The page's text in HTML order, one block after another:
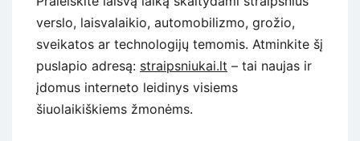
verslo, laisvalaikio, automobilizmo, grožio,
sveikatos ar technologijų temomis. Atminkite šį
puslapio adresą: straipsniukai.lt – tai naujas ir
įdomus interneto leidinys visiems
šiuolaikiškiems žmonėms.